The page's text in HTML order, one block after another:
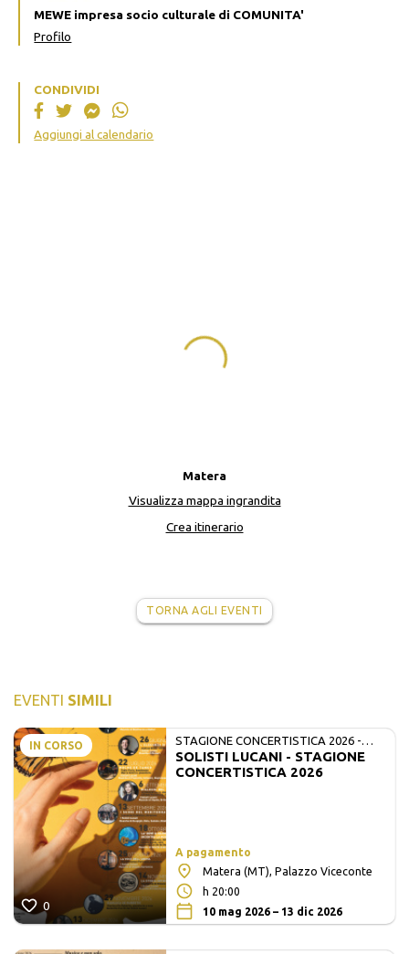
MEWE impresa socio culturale di COMUNITA'
Profilo
CONDIVIDI
Aggiungi al calendario
Matera
Visualizza mappa ingrandita
Crea itinerario
TORNA AGLI EVENTI
EVENTI SIMILI
IN CORSO
0
STAGIONE CONCERTISTICA 2026 -
MATE E SOLISTI LUCANI
SOLISTI LUCANI - STAGIONE
CONCERTISTICA 2026
A pagamento
Matera (MT), Palazzo Viceconte
h 20:00
10 mag 2026 – 13 dic 2026